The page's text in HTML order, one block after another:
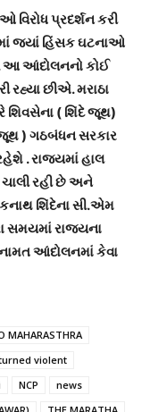
વિરોધ પ્રદર્શન કરી
જ્યાં હિંસક ઘટનાઓ
આ આંદોલનનો કોઈ
રહ્યા છીએ. મરાઠા
( શિંદે જૂથ)
) ગઠબંધન સરકાર
. રાજ્યમાં હાલ
રહી છે અને
શિંદેના સી.એમ
સમયમાં રાજ્યના
આંદોલનમાં કેવા
MAHARASTHRA
violent
NCP
news